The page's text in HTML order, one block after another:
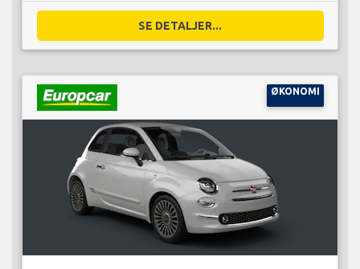
SE DETALJER...
ØKONOMI